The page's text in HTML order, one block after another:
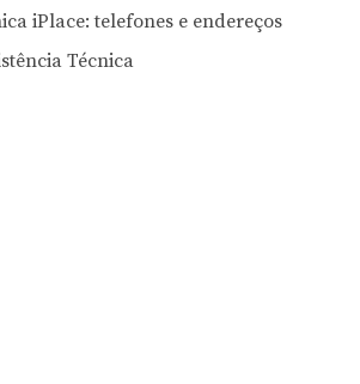
iPlace: telefones e endereços
Técnica